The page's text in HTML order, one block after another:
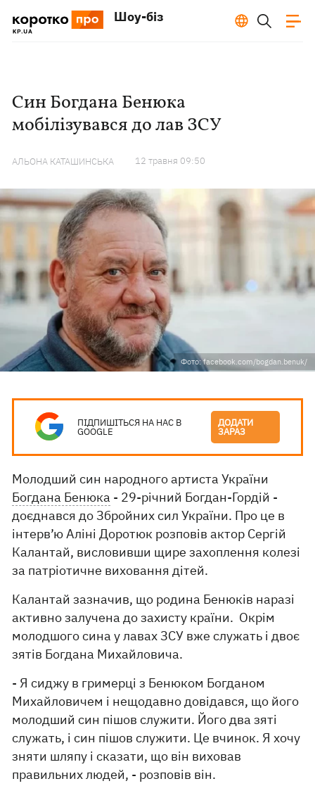
Шоу-біз
Син Богдана Бенюка
мобілізувався до лав ЗСУ
АЛЬОНА КАТАШИНСЬКА 12 травня 09:50
Фото: facebook.com/bogdan.benuk/
ПІДПИШІТЬСЯ НА НАС В
GOOGLE
ДОДАТИ
ЗАРАЗ
Молодший син народного артиста України
Богдана Бенюка - 29-річний Богдан-Гордій -
доєднався до Збройних сил України. Про це в
інтерв’ю Аліні Доротюк розповів актор Сергій
Калантай, висловивши щире захоплення колезі
за патріотичне виховання дітей.
Калантай зазначив, що родина Бенюків наразі
активно залучена до захисту країни. Окрім
молодшого сина у лавах ЗСУ вже служать і двоє
зятів Богдана Михайловича.
- Я сиджу в гримерці з Бенюком Богданом
Михайловичем і нещодавно довідався, що його
молодший син пішов служити. Його два зяті
служать, і син пішов служити. Це вчинок. Я хочу
зняти шляпу і сказати, що він виховав
правильних людей, - розповів він.